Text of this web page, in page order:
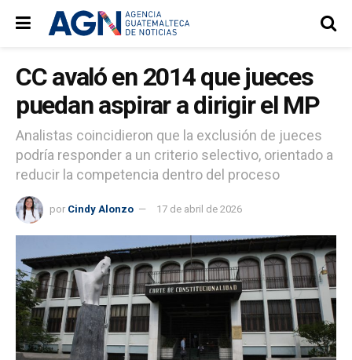
CC avaló en 2014 que jueces
puedan aspirar a dirigir el MP
Analistas coincidieron que la exclusión de jueces
podría responder a un criterio selectivo, orientado a
reducir la competencia dentro del proceso
por Cindy Alonzo 17 de abril de 2026